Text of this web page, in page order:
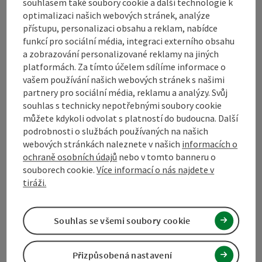
Turistické sdružení Mühlviertel
Hauptplatz 19
4190 Bad Leonfelden
+43 50 7263 100
info@muehlviertel.at
FacebookInstagramPinterestLinkedIn
souhlasem také soubory cookie a další technologie k
optimalizaci našich webových stránek, analýze
přístupu, personalizaci obsahu a reklam, nabídce
funkcí pro sociální média, integraci externího obsahu
a zobrazování personalizované reklamy na jiných
platformách. Za tímto účelem sdílíme informace o
vašem používání našich webových stránek s našimi
partnery pro sociální média, reklamu a analýzy. Svůj
souhlas s technicky nepotřebnými soubory cookie
můžete kdykoli odvolat s platností do budoucna. Další
podrobnosti o službách používaných na našich
webových stránkách naleznete v našich informacích o
ochraně osobních údajů nebo v tomto banneru o
souborech cookie.Více informací o nás najdete v
tiráži.
Přizpůsobená nastavení
Souhlas se všemi soubory cookie